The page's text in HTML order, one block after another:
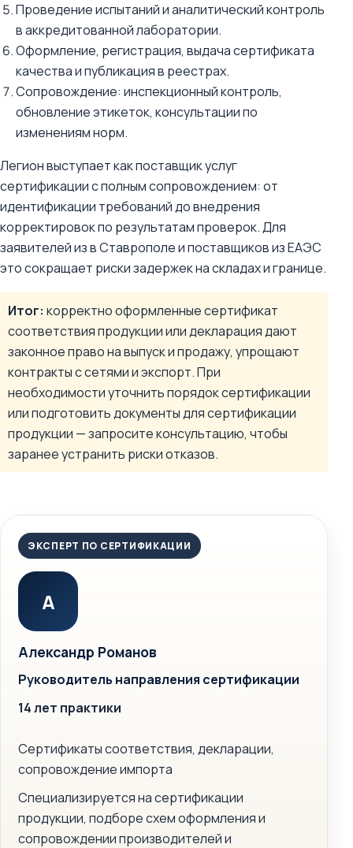
Проведение испытаний и аналитический контроль
в аккредитованной лаборатории.
Оформление, регистрация, выдача сертификата
качества и публикация в реестрах.
Сопровождение: инспекционный контроль,
обновление этикеток, консультации по
изменениям норм.
Легион выступает как поставщик услуг
сертификации с полным сопровождением: от
идентификации требований до внедрения
корректировок по результатам проверок. Для
заявителей из в Ставрополе и поставщиков из ЕАЭС
это сокращает риски задержек на складах и границе.
Итог: корректно оформленные сертификат
соответствия продукции или декларация дают
законное право на выпуск и продажу, упрощают
контракты с сетями и экспорт. При
необходимости уточнить порядок сертификации
или подготовить документы для сертификации
продукции — запросите консультацию, чтобы
заранее устранить риски отказов.
ЭКСПЕРТ ПО СЕРТИФИКАЦИИ
А
Александр Романов
Руководитель направления сертификации
14 лет практики
Сертификаты соответствия, декларации,
сопровождение импорта
Специализируется на сертификации
продукции, подборе схем оформления и
сопровождении производителей и